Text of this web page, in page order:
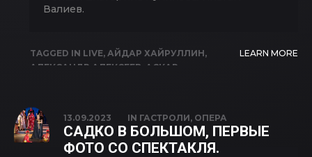
Валиев.
TAGGED IN LIVE, АЙДАР ХАЙРУЛЛИН,
АЛЕКСАНДР АЛЕКСЕЕВ
АСКАР
ИЛЬГАМ ВАЛИЕВ
ОПЕРА
,РИМ РАХИМОВ , ТАТЬЯНА
МАМЕДОВА,ЯН ЛЕЙШЕ
LEARN MORE
13.09.2023 IN ГАСТРОЛИ, ОПЕРА
САДКО В БОЛЬШОМ, ПЕРВЫЕ
ФОТО СО СПЕКТАКЛЯ.